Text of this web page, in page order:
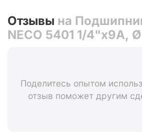
Отзывы на
NECO 5401 1/4"x9A,
Поделитесь опытом
отзыв поможет другим